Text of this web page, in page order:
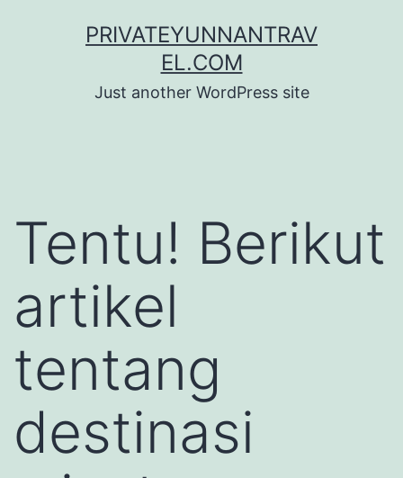
PRIVATEYUNNANTRAV
EL.COM
Just another WordPress site
Tentu! Berikut
artikel
tentang
destinasi